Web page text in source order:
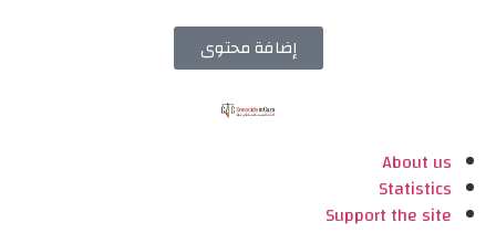
إضافة محتوى
About us
Statistics
Support the site